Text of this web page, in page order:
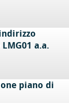
a.a.
piano di